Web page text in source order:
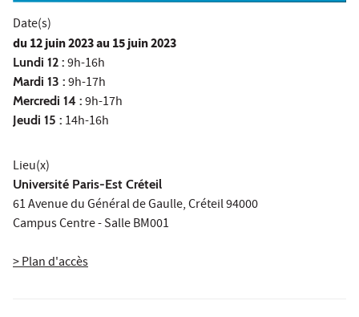
Date(s)
du 12 juin 2023au 15 juin 2023
Lundi 12 : 9h-16h
Mardi 13 : 9h-17h
Mercredi 14 : 9h-17h
Jeudi 15 : 14h-16h
Lieu(x)
Université Paris-Est Créteil
61 Avenue du Général de Gaulle, Créteil 94000
Campus Centre - Salle BM001
> Plan d'accès